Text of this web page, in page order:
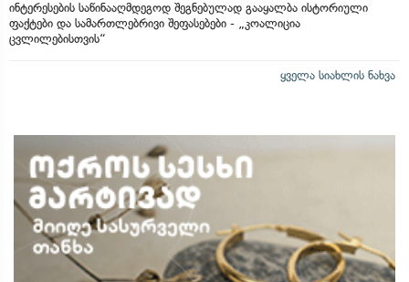
ინტერესების საწინააღმდეგოდ შეგნებულად გააყალბა ისტორიული
ფაქტები და სამართლებრივი შეფასებები - „კოალიცია
ცვლილებისთვის“
ყველა სიახლის ნახვა